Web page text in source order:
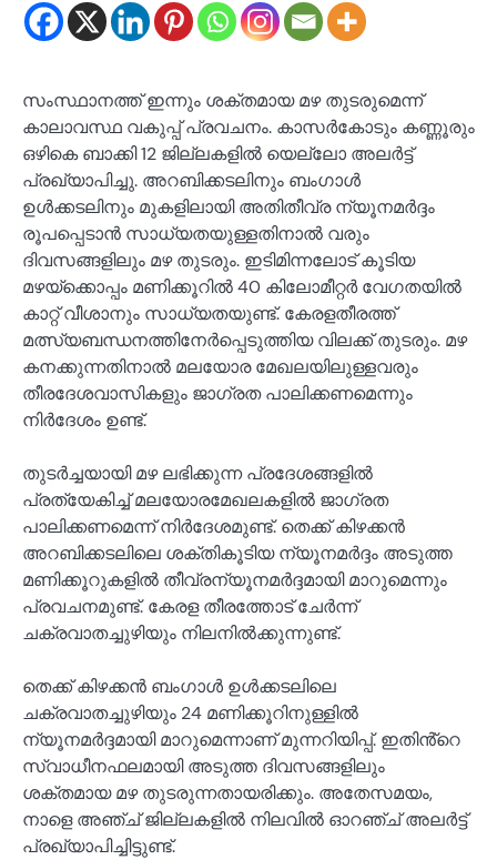
സംസ്ഥാനത്ത് ഇന്നും ശക്തമായ മഴ തുടരുമെന്ന്
കാലാവസ്ഥ വകുപ്പ് പ്രവചനം. കാസർകോടും കണ്ണൂരും
ഒഴികെ ബാക്കി 12 ജില്ലകളിൽ യെല്ലോ അലർട്ട്
പ്രഖ്യാപിച്ചു. അറബിക്കടലിനും ബംഗാൾ
ഉൾക്കടലിനും മുകളിലായി അതിതീവ്ര ന്യൂനമർദ്ദം
രൂപപ്പെടാൻ സാധ്യതയുള്ളതിനാൽ വരും
ദിവസങ്ങളിലും മഴ തുടരും. ഇടിമിന്നലോട് കൂടിയ
മഴയ്ക്കൊപ്പം മണിക്കൂറിൽ 40 കിലോമീറ്റർ വേഗതയിൽ
കാറ്റ് വീശാനും സാധ്യതയുണ്ട്. കേരളതീരത്ത്
മത്സ്യബന്ധനത്തിനേർപ്പെടുത്തിയ വിലക്ക് തുടരും. മഴ
കനക്കുന്നതിനാൽ മലയോര മേഖലയിലുള്ളവരും
തീരദേശവാസികളും ജാഗ്രത പാലിക്കണമെന്നും
നിർദേശം ഉണ്ട്.
തുടർച്ചയായി മഴ ലഭിക്കുന്ന പ്രദേശങ്ങളിൽ
പ്രത്യേകിച്ച് മലയോരമേഖലകളിൽ ജാഗ്രത
പാലിക്കണമെന്ന് നിര്‍ദേശമുണ്ട്. തെക്ക് കിഴക്കൻ
അറബിക്കടലിലെ ശക്തികൂടിയ ന്യൂനമർദ്ദം അടുത്ത
മണിക്കൂറുകളിൽ തീവ്രന്യൂനമർദ്ദമായി മാറുമെന്നും
പ്രവചനമുണ്ട്. കേരള തീരത്തോട് ചേർന്ന്
ചക്രവാതച്ചുഴിയും നിലനിൽക്കുന്നുണ്ട്.
തെക്ക് കിഴക്കൻ ബംഗാൾ ഉൾക്കടലിലെ
ചക്രവാതച്ചുഴിയും 24 മണിക്കൂറിനുള്ളിൽ
ന്യൂനമർദ്ദമായി മാറുമെന്നാണ് മുന്നറിയിപ്പ്. ഇതിൻ്റെ
സ്വാധീനഫലമായി അടുത്ത ദിവസങ്ങളിലും
ശക്തമായ മഴ തുടരുന്നതായരിക്കും. അതേസമയം,
നാളെ അഞ്ച് ജില്ലകളിൽ നിലവിൽ ഓറഞ്ച് അലർട്ട്
പ്രഖ്യാപിച്ചിട്ടുണ്ട്.